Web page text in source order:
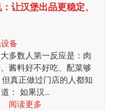
让汉堡出品更稳定、
备
多数人第一反应是：肉
酱料好不好吃、配菜够
真正做过门店的人都知
道： 如果汉…
阅读更多